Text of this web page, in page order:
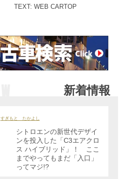
TEXT: WEB CARTOP
新着情報
すぎもと たかよし
シトロエンの新世代デザイ
ンを投入した「C3エアクロ
ス ハイブリッド」！ ここ
までやってもまだ「入口」
ってマジ!?